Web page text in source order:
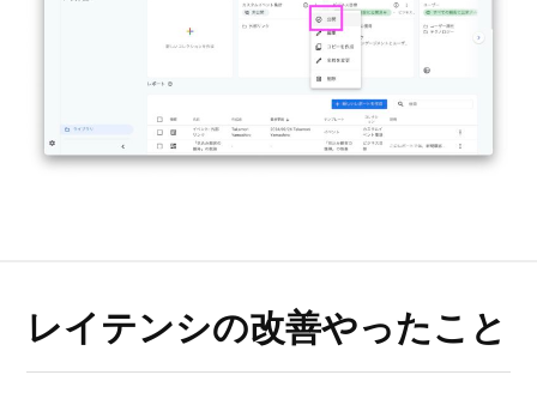
レイテンシの改善やったこと